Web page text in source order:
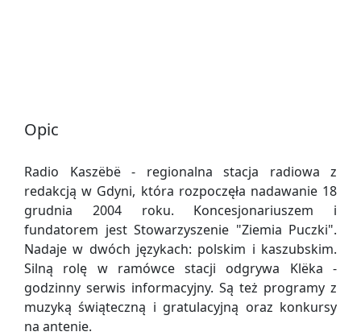
Opic
Radio Kaszëbë - regionalna stacja radiowa z
redakcją w Gdyni, która rozpoczęła nadawanie 18
grudnia 2004 roku. Koncesjonariuszem i
fundatorem jest Stowarzyszenie "Ziemia Puczki".
Nadaje w dwóch językach: polskim i kaszubskim.
Silną rolę w ramówce stacji odgrywa Klëka -
godzinny serwis informacyjny. Są też programy z
muzyką świąteczną i gratulacyjną oraz konkursy
na antenie.